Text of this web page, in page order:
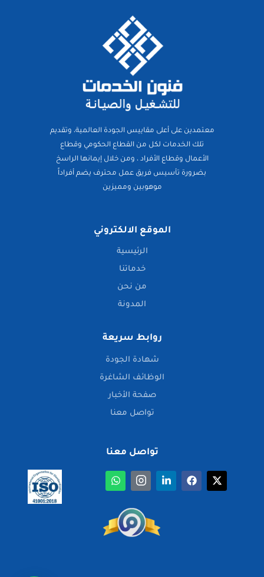
معتمدين على أعلى مقاييس الجودة العالمية، وتقديم
تلك الخدمات لكل من القطاع الحكومي وقطاع
الأعمال وقطاع الأفراد ، ومن خلال إيمانها الراسخ
بضرورة تأسيس فريق عمل محترف يضم أفراداً
موهوبين ومميزين
الموقع الالكتروني
الرئيسية
خدماتنا
من نحن
المدونة
روابط سريعة
شهادة الجودة
الوظائف الشاغرة
صفحة الأخبار
تواصل معنا
تواصل معنا